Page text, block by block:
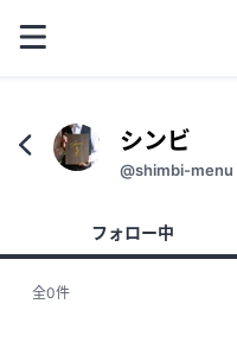
シンビ
@shimbi-menu
フォロー中
全0件